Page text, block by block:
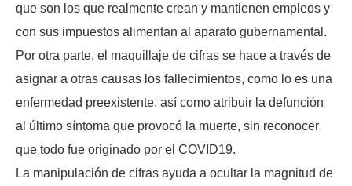
que son los que realmente crean y mantienen empleos y
con sus impuestos alimentan al aparato gubernamental.
Por otra parte, el maquillaje de cifras se hace a través de
asignar a otras causas los fallecimientos, como lo es una
enfermedad preexistente, así como atribuir la defunción
al último síntoma que provocó la muerte, sin reconocer
que todo fue originado por el COVID19.
La manipulación de cifras ayuda a ocultar la magnitud de